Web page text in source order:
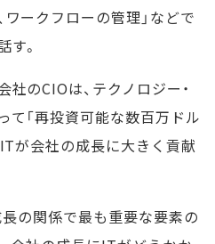
ークフローの管理」などで
。
のCIOは、テクノロジー・
て「再投資可能な数百万ドル
が会社の成長に大きく貢献
の関係で最も重要な要素の